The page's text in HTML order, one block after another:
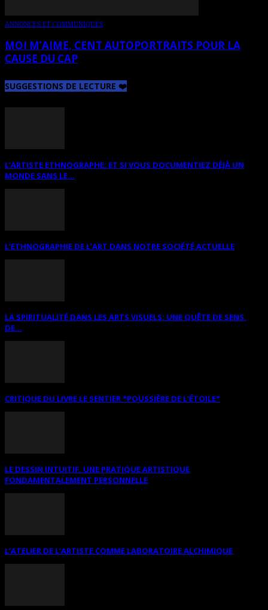
ANNONCES ET COMMUNIQUÉS
MOI M’AIME, CENT AUTOPORTRAITS POUR LA
CAUSE DU CAP
SUGGESTIONS DE LECTURE ❤️
L’ARTISTE ETHNOGRAPHE: ET SI VOUS DOCUMENTIEZ DÉJÀ UN
MONDE SANS LE...
L’ETHNOGRAPHIE DE L’ART DANS NOTRE SOCIÉTÉ ACTUELLE
LA SPIRITUALITÉ DANS LES ARTS VISUELS: UNE QUÊTE DE SENS,
DE...
CRITIQUE DU LIVRE LE SENTIER *POUSSIÈRE DE L’ÉTOILE*
LE DESSIN INTUITIF. UNE PRATIQUE ARTISTIQUE
FONDAMENTALEMENT PERSONNELLE
L’ATELIER DE L’ARTISTE COMME LABORATOIRE ALCHIMIQUE